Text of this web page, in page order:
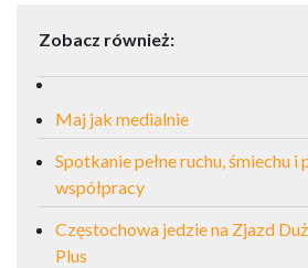
Zobacz również:
Maj jak medialnie
Spotkanie pełne ruchu, śmiechu
współpracy
Częstochowa jedzie na Zjazd
Plus